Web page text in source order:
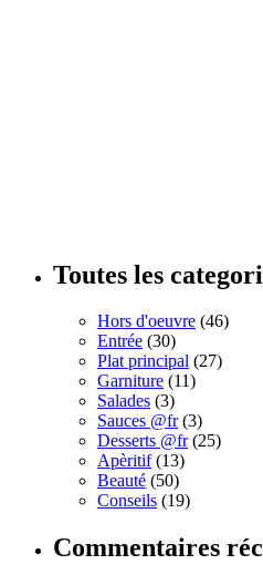
Toutes les
Hors d'oeuvre (46)
Entrée (30)
Plat principal (27)
Garniture (11)
Salades (3)
Sauces @fr(3)
Desserts @fr(25)
Apèritif(13)
Beauté (50)
Conseils (19)
Commentaires